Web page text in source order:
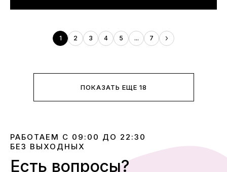
1 2 3 4 5 ... 7
ПОКАЗАТЬ ЕЩЕ 18
РАБОТАЕМ С 09:00 ДО 22:30
БЕЗ ВЫХОДНЫХ
Есть вопросы?